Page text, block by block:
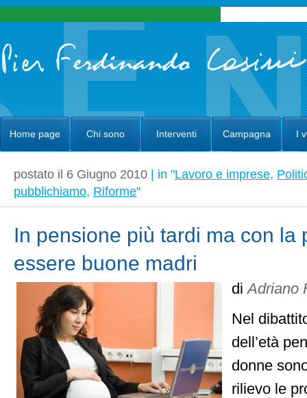
Home page Chi sono Interventi Campagna I
postato il 6 Giugno 2010 | in "Lavoro e imprese,
pubblichiamo, Riforme"
In pensione più tardi ma con la
essere buone madri
diAdriano
Nel
dell’età
donne
rilievo le